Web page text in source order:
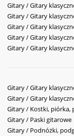
Gitary / Gitary
Gitary / Gitary
Gitary / Gitary
Gitary / Gitary
Gitary / Gitary
Gitary / Gitary
Gitary / Gitary
Gitary / Kostki, piórka,
Gitary / Paski gitarowe
Gitary / Podnóżki,